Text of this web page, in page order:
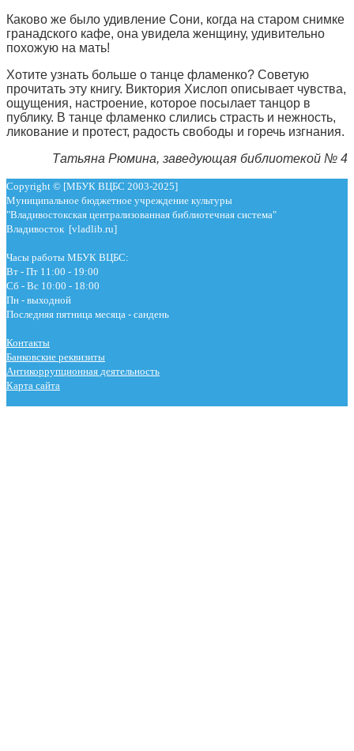
Каково же было удивление Сони, когда на старом снимке
гранадского кафе, она увидела женщину, удивительно
похожую на мать!
Хотите узнать больше о танце фламенко? Советую
прочитать эту книгу. Виктория Хислоп описывает чувства,
ощущения, настроение, которое посылает танцор в
публику. В танце фламенко слились страсть и нежность,
ликование и протест, радость свободы и горечь изгнания.
Татьяна Рюмина, заведующая библиотекой № 4
Copyright © [МБУК ВЦБС 2003-2025]
Муниципальное бюджетное учреждение культуры
"Владивостокская централизованная библиотечная система"
Владивосток [vladlib.ru]
Часы работы МБУК ВЦБС:
Вт - Пт 11:00 - 19:00
Сб - Вс 10:00 - 18:00
Пн - выходной
Последняя пятница месяца - сандень
Контакты
Банковские реквизиты
Антикоррупционная деятельность
Карта сайта